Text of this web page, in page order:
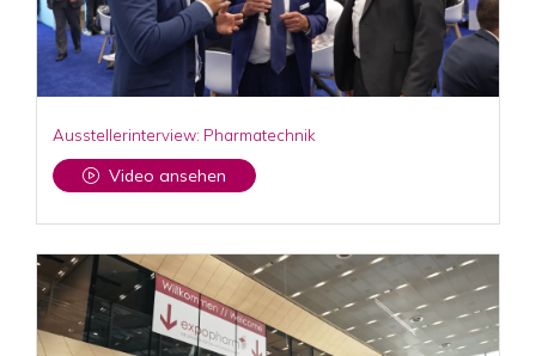
Ausstellerinterview: Pharmatechnik
Video ansehen